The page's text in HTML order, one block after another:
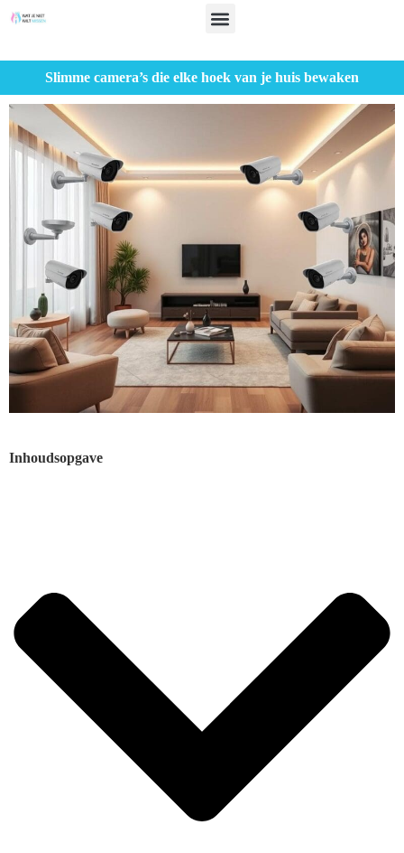
Slimme camera’s die elke hoek van je huis bewaken
Inhoudsopgave